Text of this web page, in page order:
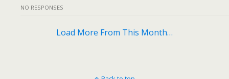
NO RESPONSES
Load More From This Month…